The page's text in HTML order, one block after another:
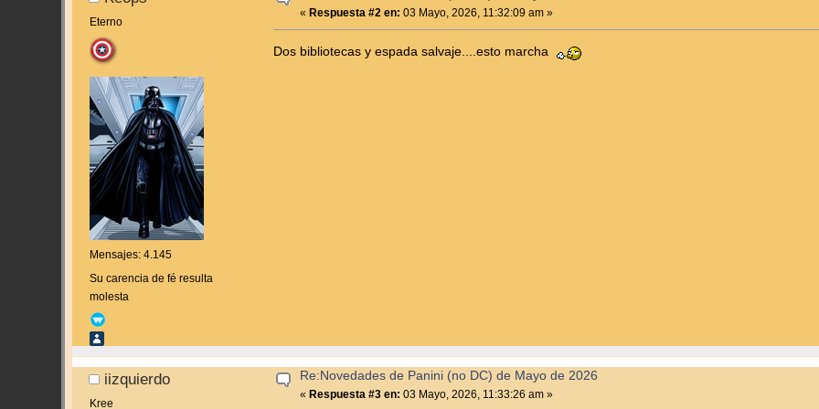
Eterno
Mensajes: 4.145
Su carencia de fé resulta
molesta
«Respuesta #2 en: 03 Mayo, 2026, 11:32:09 am »
Dos bibliotecas y espada salvaje....esto marcha
iizquierdo
Kree
Re:Novedades de Panini (no DC) de Mayo de 2026
« Respuesta #3 en: 03 Mayo, 2026, 11:33:26 am »